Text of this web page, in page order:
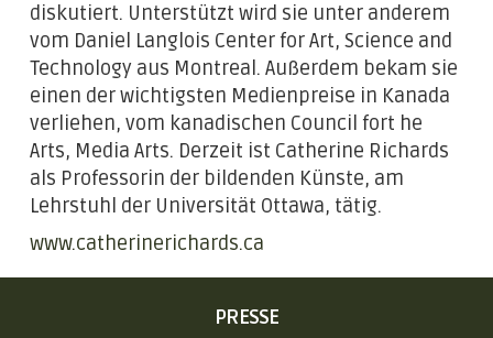
diskutiert. Unterstützt wird sie unter anderem
vom Daniel Langlois Center for Art, Science and
Technology aus Montreal. Außerdem bekam sie
einen der wichtigsten Medienpreise in Kanada
verliehen, vom kanadischen Council fort he
Arts, Media Arts. Derzeit ist Catherine Richards
als Professorin der bildenden Künste, am
Lehrstuhl der Universität Ottawa, tätig.
www.catherinerichards.ca
NAVIGATION
PRESSE